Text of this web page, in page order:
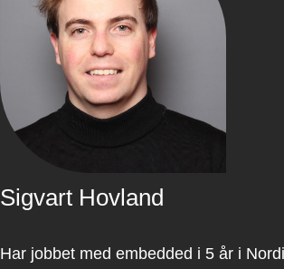
Sigvart Hovland
Har jobbet med embedded i 5 år i